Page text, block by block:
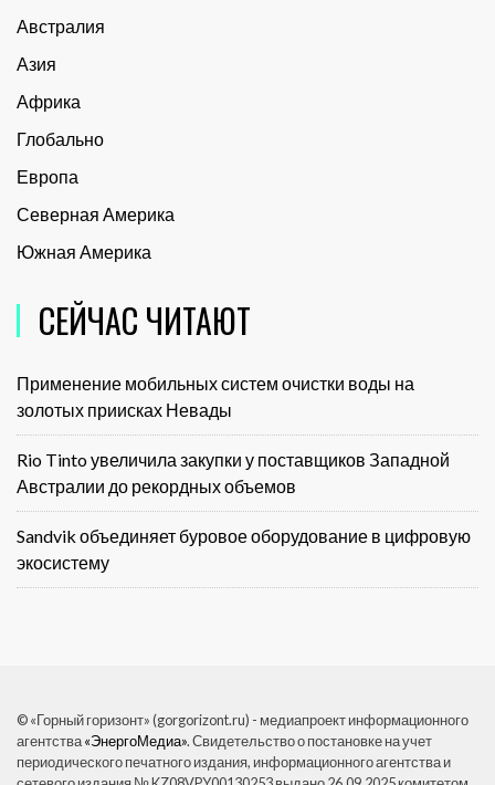
Австралия
Азия
Африка
Глобально
Европа
Северная Америка
Южная Америка
СЕЙЧАС ЧИТАЮТ
Применение мобильных систем очистки воды на
золотых приисках Невады
Rio Tinto увеличила закупки у поставщиков Западной
Австралии до рекордных объемов
Sandvik объединяет буровое оборудование в цифровую
экосистему
© «Горный горизонт» (gorgorizont.ru) - медиапроект информационного
агентства«ЭнергоМедиа». Свидетельство о постановке на учет
периодического печатного издания, информационного агентства и